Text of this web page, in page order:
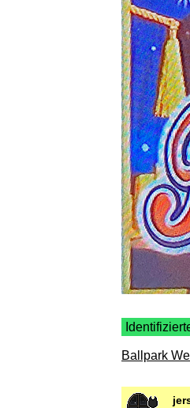
Ballpark